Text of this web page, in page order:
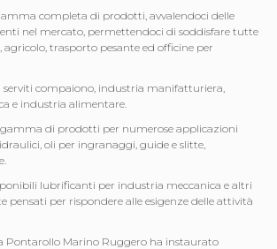
completa di prodotti, avvalendoci delle
nel mercato, permettendoci di soddisfare tutte
agricolo, trasporto pesante ed officine per
compaiono, industria manifatturiera,
e industria alimentare.
di prodotti per numerose applicazioni
oli per ingranaggi, guide e slitte,
lubrificanti per industria meccanica e altri
pensati per rispondere alle esigenze delle attività
Pontarollo Marino Ruggero ha instaurato